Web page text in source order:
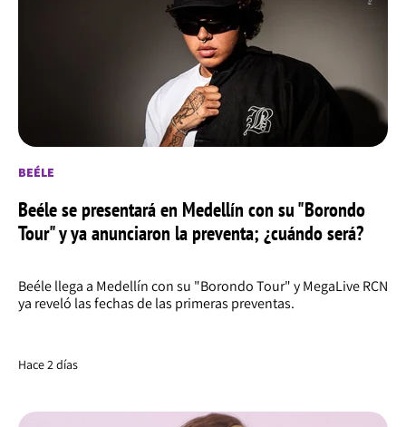
BEÉLE
Beéle se presentará en Medellín con su "Borondo
Tour" y ya anunciaron la preventa; ¿cuándo será?
Beéle llega a Medellín con su "Borondo Tour" y MegaLive RCN
ya reveló las fechas de las primeras preventas.
Hace 2 días